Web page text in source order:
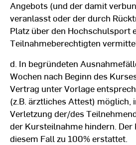
Angebots (und der damit
veranlasst oder der durch
Platz über den Hochschulsport
Teilnahmeberechtigten
d. In begründeten
Wochen nach Beginn des
Vertrag unter Vorlage
(z.B. ärztliches Attest) möglich,
Verletzung der/des
der Kursteilnahme hindern.
diesem Fall zu 100% erstattet.